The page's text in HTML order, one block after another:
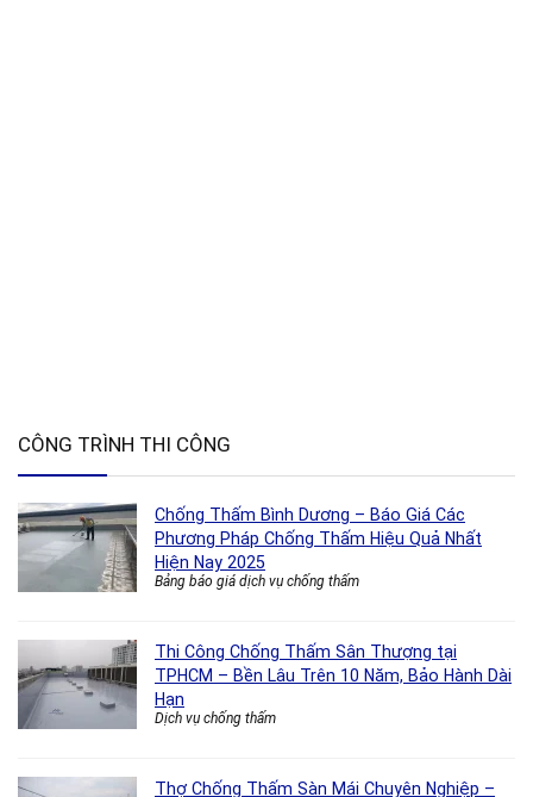
CÔNG TRÌNH THI CÔNG
Chống Thấm Bình Dương – Báo Giá Các
Phương Pháp Chống Thấm Hiệu Quả Nhất
Hiện Nay 2025
Bảng báo giá dịch vụ chống thấm
Thi Công Chống Thấm Sân Thượng tại
TPHCM – Bền Lâu Trên 10 Năm, Bảo Hành Dài
Hạn
Dịch vụ chống thấm
Thợ Chống Thấm Sàn Mái Chuyên Nghiệp –